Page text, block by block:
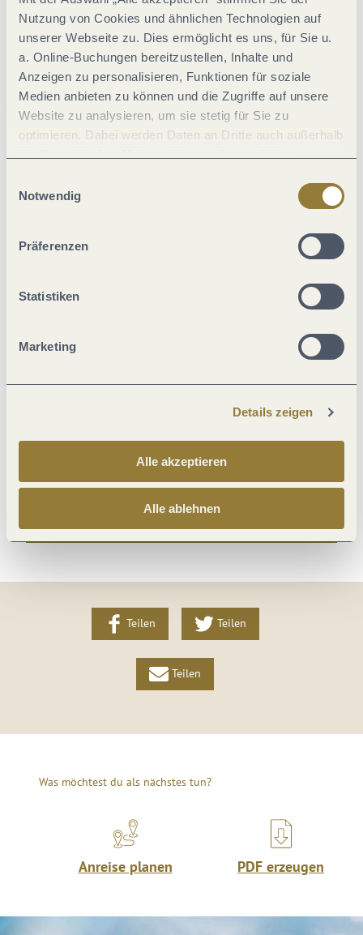
Nutzung von Cookies und ähnlichen Technologien auf
unserer Webseite zu. Dies ermöglicht es uns, für Sie u.
a. Online-Buchungen bereitzustellen, Inhalte und
Anzeigen zu personalisieren, Funktionen für soziale
Medien anbieten zu können und die Zugriffe auf unsere
Website zu analysieren, um sie stetig für Sie zu
optimieren. Dabei werden Daten an Dritte auch außerhalb
jederzeit widerrufen werden. Mit der Auswahl "Alle
ablehnen" kann es zu Beeinträchtigungen in der Nutzung
Notwendig
Präferenzen
Statistiken
Marketing
Details zeigen
Alle akzeptieren
Alle ablehnen
Allgemeine Informationen
Zahlungsarten
Einrichtungen Betrieb
Fremdsprachen
Teilen Teilen
Teilen
Was möchtest du als nächstes tun?
Anreise planen PDF erzeugen